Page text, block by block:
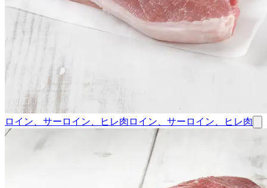
ロイン、サーロイン、ヒレ肉 ロイン、サーロイン、ヒレ肉